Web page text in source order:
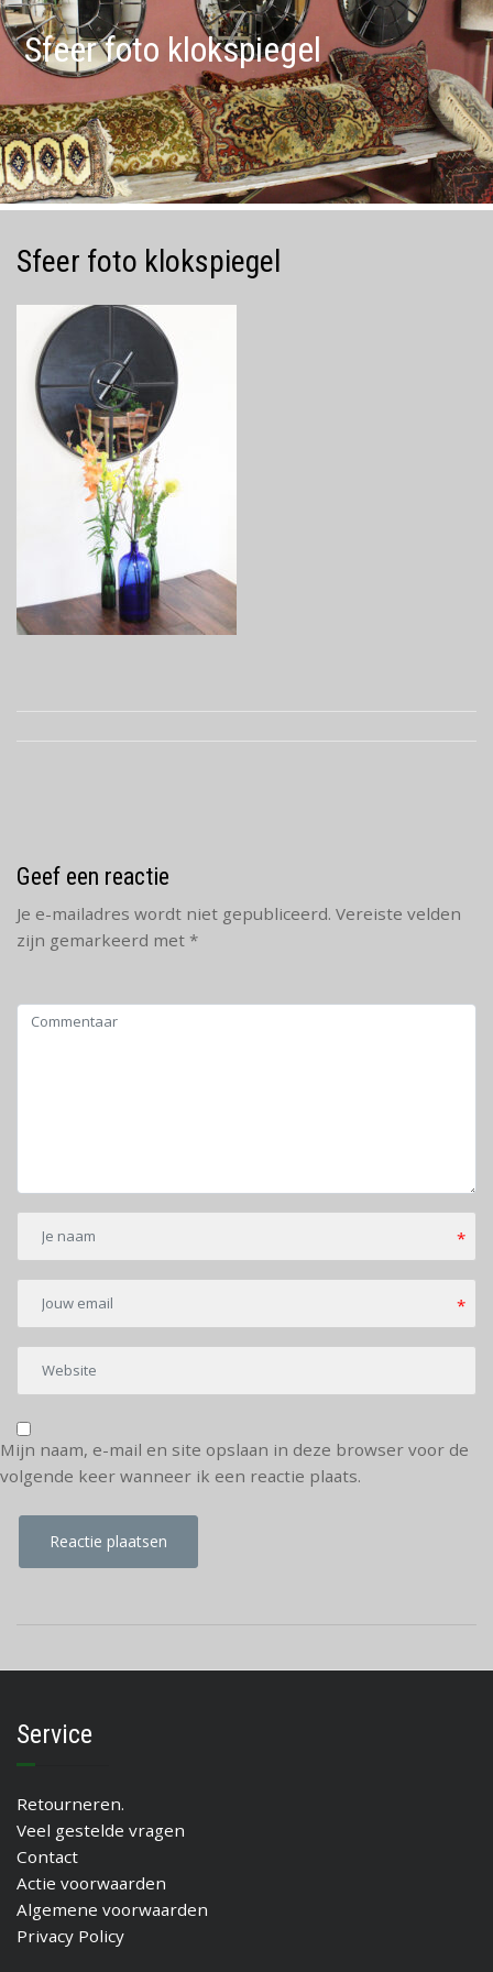
Sfeer foto klokspiegel
Sfeer foto klokspiegel
Geef een reactie
Je e-mailadres wordt niet gepubliceerd. Vereiste velden
zijn gemarkeerd met *
*
*
Mijn naam, e-mail en site opslaan in deze browser voor de
volgende keer wanneer ik een reactie plaats.
Service
Retourneren.
Veel gestelde vragen
Contact
Actie voorwaarden
Algemene voorwaarden
Privacy Policy